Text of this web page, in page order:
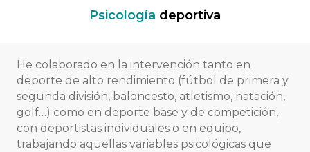
Psicología deportiva
He colaborado en la intervención tanto en
deporte de alto rendimiento (fútbol de primera y
segunda división, baloncesto, atletismo, natación,
golf…) como en deporte base y de competición,
con deportistas individuales o en equipo,
trabajando aquellas variables psicológicas que